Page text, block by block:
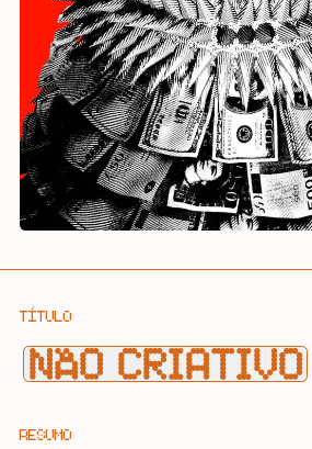
TÍTULO
NÃO CRIATIVO
RESUMO